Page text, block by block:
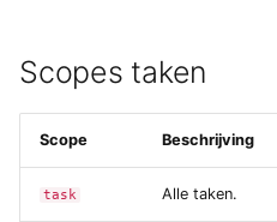
Scopes taken
Scope Beschrijving
task Alle taken.